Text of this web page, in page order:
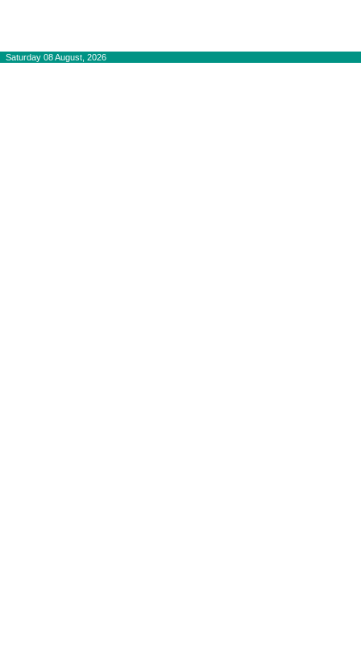
Saturday 08 August, 2026